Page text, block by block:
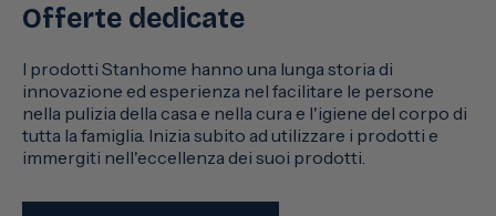
Offerte dedicate
I prodotti Stanhome hanno una lunga storia di
innovazione ed esperienza nel facilitare le persone
nella pulizia della casa e nella cura e l'igiene del corpo di
tutta la famiglia. Inizia subito ad utilizzare i prodotti e
immergiti nell'eccellenza dei suoi prodotti.